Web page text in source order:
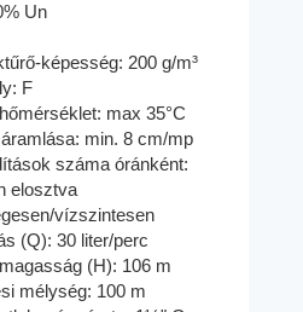
Un
képesség: 200 g/m³
F
max 35°C
min. 8 cm/mp
száma óránként:
elosztva
vízszintesen
(Q): 30 liter/perc
(H): 106 m
mélység: 100 m